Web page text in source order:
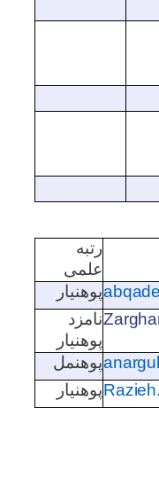
رتبه
علمی
پوهنیار
نامزد
پوهنیار
پوهنمل
پوهنیار